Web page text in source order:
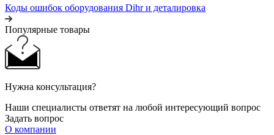
Коды ошибок оборудования Dihr и деталировка
Популярные товары
Нужна консультация?
Наши специалисты ответят на любой интересующий вопрос
Задать вопрос
О компании